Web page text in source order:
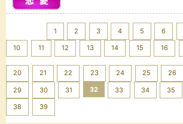
1 2 3 4 5 6
10 11 12 13 14 15 16
20 21 22 23 24 25 26
29 30 31 32 33 34 35
38 39